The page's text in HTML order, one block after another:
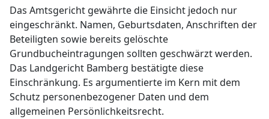
Das Amtsgericht gewährte die Einsicht jedoch nur
eingeschränkt. Namen, Geburtsdaten, Anschriften der
Beteiligten sowie bereits gelöschte
Grundbucheintragungen sollten geschwärzt werden.
Das Landgericht Bamberg bestätigte diese
Einschränkung. Es argumentierte im Kern mit dem
Schutz personenbezogener Daten und dem
allgemeinen Persönlichkeitsrecht.